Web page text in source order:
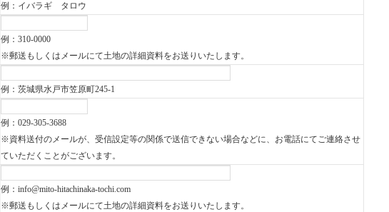
例：イバラギ タロウ
例：310-0000
※郵送もしくはメールにて土地の詳細資料をお送りいたします。
例：茨城県水戸市笠原町245-1
例：029-305-3688
※資料送付のメールが、受信設定等の関係で送信できない場合などに、お電話にてご連絡させ
ていただくことがございます。
例：info@mito-hitachinaka-tochi.com
※郵送もしくはメールにて土地の詳細資料をお送りいたします。